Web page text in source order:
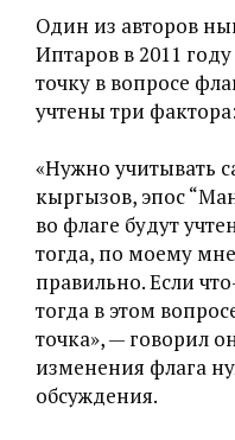
Один из авторов
Иптаров в 2011
точку в вопросе
учтены три фактора:
«Нужно учитывать
кыргызов, эпос
во флаге будут
тогда, по моему
правильно. Если
тогда в этом
точка», — говорил
изменения флага
обсуждения.